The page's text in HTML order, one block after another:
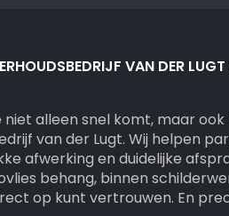
VAN DER LUGT
alleen snel komt, maar ook
van der Lugt. Wij helpen
afwerking en duidelijke
behang, binnen
op kunt vertrouwen. En